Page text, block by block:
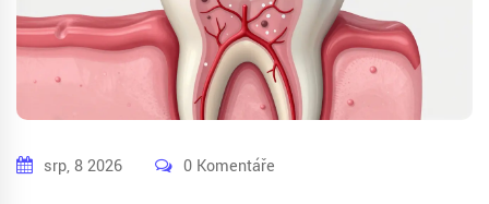
srp, 8 2026 0 Komentáře